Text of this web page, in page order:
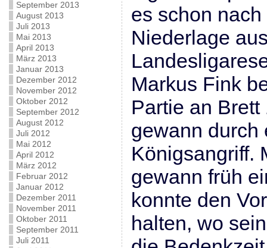
September 2013
August 2013
Juli 2013
Mai 2013
April 2013
März 2013
Januar 2013
Dezember 2012
November 2012
Oktober 2012
September 2012
August 2012
Juli 2012
Mai 2012
April 2012
März 2012
Februar 2012
Januar 2012
Dezember 2011
November 2011
Oktober 2011
September 2011
Juli 2011
es schon
Niederlage
Markus Fink
Partie an
gewann durch
Königsangriff.
gewann früh
konnte den
halten, wo